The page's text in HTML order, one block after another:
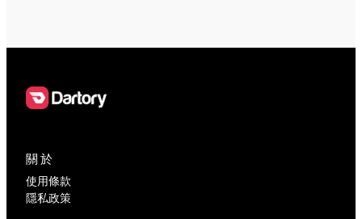
關於
使用條款
隱私政策